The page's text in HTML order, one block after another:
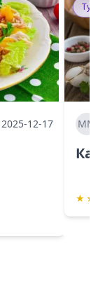
2025-12-17 ММ
★ ★